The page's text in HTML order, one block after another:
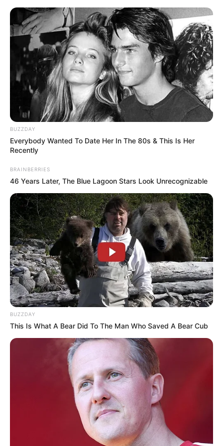
Erlebnisausflüge, Veranstaltungen und
Erlebnisgeschenke für Bad Kissingen, Bayern und
ganz Deutschland
Bald ist Mariä Himmelfahrt: Sonnabend, den 15.08.2026
Hier werden Erlebnismöglichkeiten für Bad Kissingen, für
das Bundesland Bayern und darüber hinaus für ganz
Deutschland vorgestellt. Hierzu gehören zum Beispiel
Spaßbäder,Zooparks, Kletterparks
geführte Touren und Ausflüge .
BUZZDAY
Everybody Wanted To Date Her In The 80s & This Is Her
Recently
BRAINBERRIES
46 Years Later, The Blue Lagoon Stars Look Unrecognizable
BUZZDAY
This Is What A Bear Did To The Man Who Saved A Bear Cub